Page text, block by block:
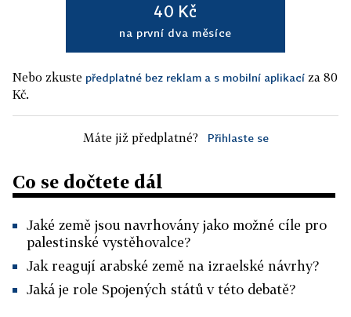
40 Kč
na první dva měsíce
Nebo zkuste předplatné bez reklam a s mobilní aplikací za 80
Kč.
Máte již předplatné? Přihlaste se
Co se dočtete dál
Jaké země jsou navrhovány jako možné cíle pro
palestinské vystěhovalce?
Jak reagují arabské země na izraelské návrhy?
Jaká je role Spojených států v této debatě?